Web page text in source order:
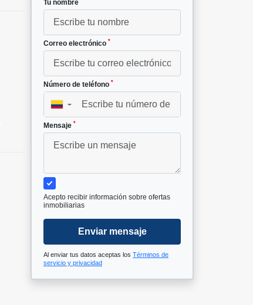
Tu nombre
Correo electrónico *
Número de teléfono *
▼
Mensaje *
Acepto recibir información sobre ofertas
inmobiliarias
Enviar mensaje
Al enviar tus datos aceptas los Términos de
servicio y privacidad